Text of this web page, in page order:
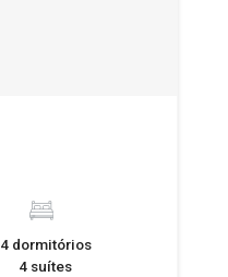
4 dormitórios
4 suítes